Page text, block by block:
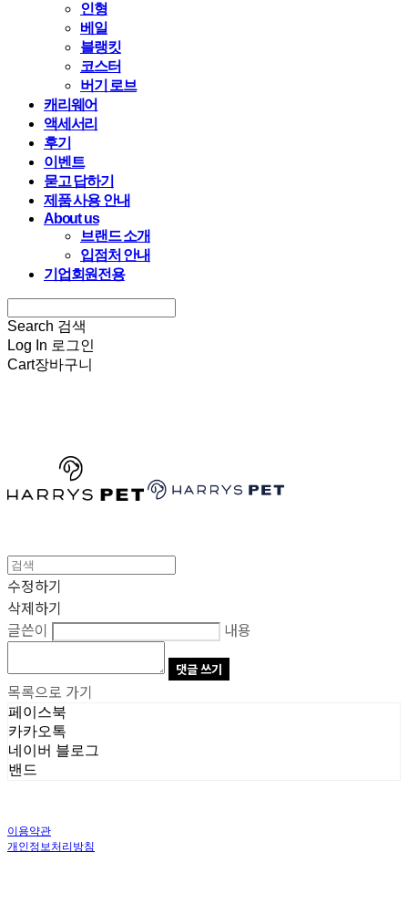
인형
베일
블랭킷
코스터
버기 로브
캐리웨어
액세서리
후기
이벤트
묻고 답하기
제품 사용 안내
About us
브랜드 소개
입점처 안내
기업회원전용
Search 검색
Log In 로그인
Cart장바구니
수정하기
삭제하기
글쓴이
내용
댓글 쓰기
목록으로 가기
페이스북
카카오톡
네이버 블로그
밴드
이용약관
개인정보처리방침